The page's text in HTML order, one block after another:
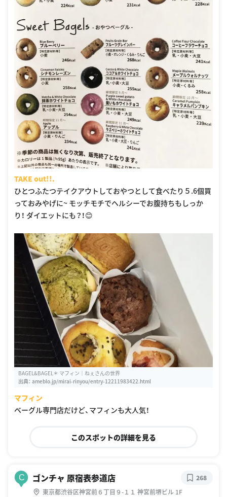
TAKE out!!.
ひとつふたつテイクアウトしておやつとして食べたり５.6個買
っておみやげに~ モッチモチでヘルシーでお腹持ちもしっか
り！ ダイエットにも？！😊
BAGEL&BAGEL＊ マフィン｜ねぇさんの世界
出典： ameblo.jp/mirai-rinyou/entry-12211983422.html
マフィン
ベーグル専門店だけど、マフィンも大人気！
このスポットの詳細を見る
C ゴンチャ 原宿表参道店
東京都渋谷区神宮前６丁目９-１１ 神宮前堺ビル 1F
268